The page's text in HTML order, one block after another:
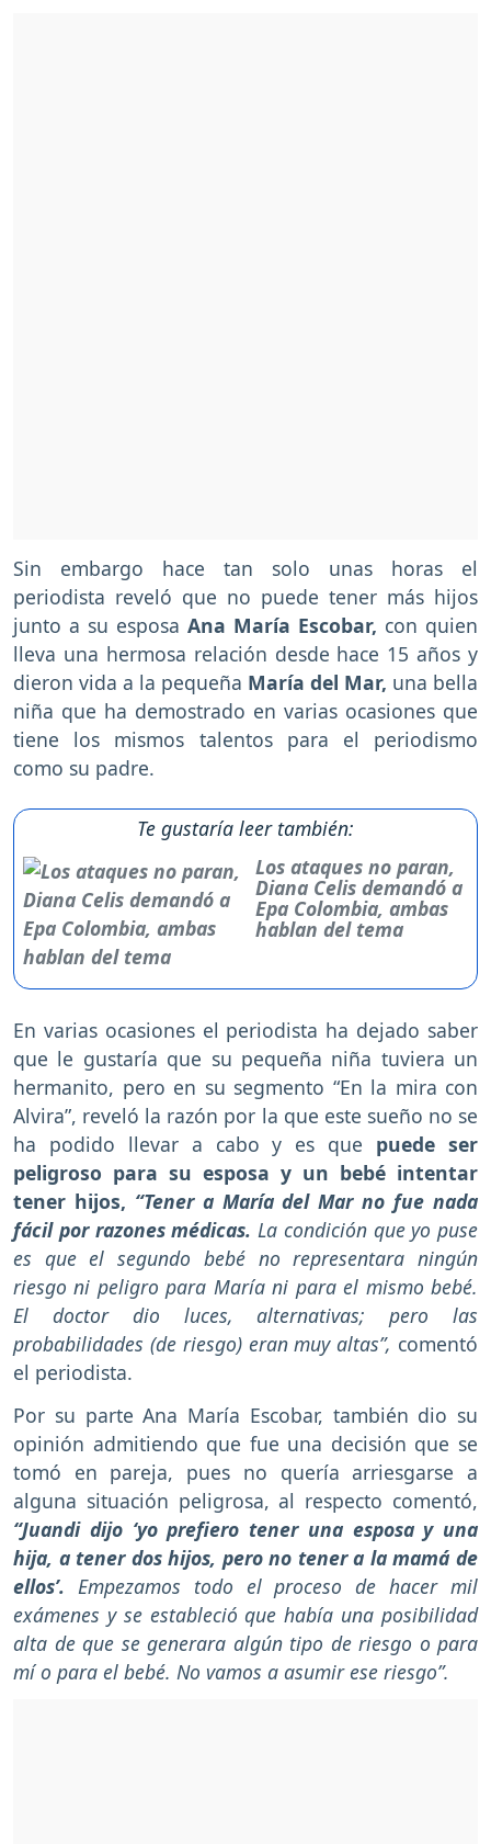
Sin embargo hace tan solo unas horas el
periodista reveló que no puede tener más hijos
junto a su esposa Ana María Escobar, con quien
lleva una hermosa relación desde hace 15 años y
dieron vida a la pequeña María del Mar, una bella
niña que ha demostrado en varias ocasiones que
tiene los mismos talentos para el periodismo
como su padre.
Te gustaría leer también:
Los ataques no paran,
Diana Celis demandó a
Epa Colombia, ambas
hablan del tema
En varias ocasiones el periodista ha dejado saber
que le gustaría que su pequeña niña tuviera un
hermanito, pero en su segmento “En la mira con
Alvira”, reveló la razón por la que este sueño no se
ha podido llevar a cabo y es que puede ser
peligroso para su esposa y un bebé intentar
tener hijos, “Tener a María del Mar no fue nada
fácil por razones médicas. La condición que yo puse
es que el segundo bebé no representara ningún
riesgo ni peligro para María ni para el mismo bebé.
El doctor dio luces, alternativas; pero las
probabilidades (de riesgo) eran muy altas”, comentó
el periodista.
Por su parte Ana María Escobar, también dio su
opinión admitiendo que fue una decisión que se
tomó en pareja, pues no quería arriesgarse a
alguna situación peligrosa, al respecto comentó,
“Juandi dijo ‘yo prefiero tener una esposa y una
hija, a tener dos hijos, pero no tener a la mamá de
ellos’. Empezamos todo el proceso de hacer mil
exámenes y se estableció que había una posibilidad
alta de que se generara algún tipo de riesgo o para
mí o para el bebé. No vamos a asumir ese riesgo”.